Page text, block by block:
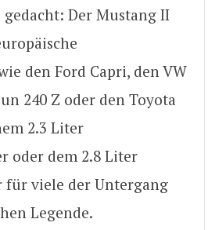
Der Mustang II
den Ford Capri, den VW
240 Z oder den Toyota
2.3 Liter
oder dem 2.8 Liter
für viele der Untergang
Legende.